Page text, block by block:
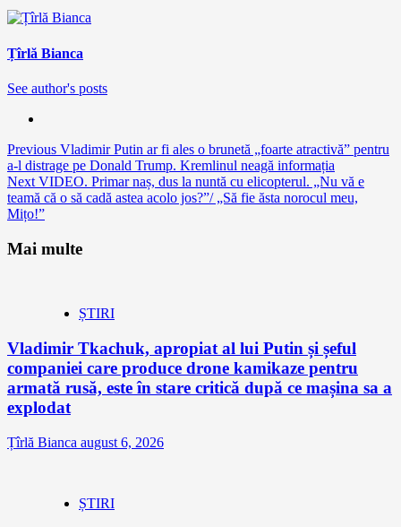
Țîrlă Bianca
See author's posts
Continue
Reading
Previous Vladimir Putin ar fi ales o brunetă „foarte atractivă” pentru
a-l distrage pe Donald Trump. Kremlinul neagă informația
Next VIDEO. Primar naș, dus la nuntă cu elicopterul. „Nu vă e
teamă că o să cadă astea acolo jos?”/ „Să fie ăsta norocul meu,
Mițo!”
Mai multe
ȘTIRI
Vladimir Tkachuk, apropiat al lui Putin și șeful
companiei care produce drone kamikaze pentru
armată rusă, este în stare critică după ce mașina sa a
explodat
Țîrlă Bianca august 6, 2026
ȘTIRI